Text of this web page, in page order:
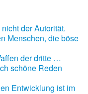
der Autorität.
Menschen, die böse
der dritte …
schöne Reden
Entwicklung ist im